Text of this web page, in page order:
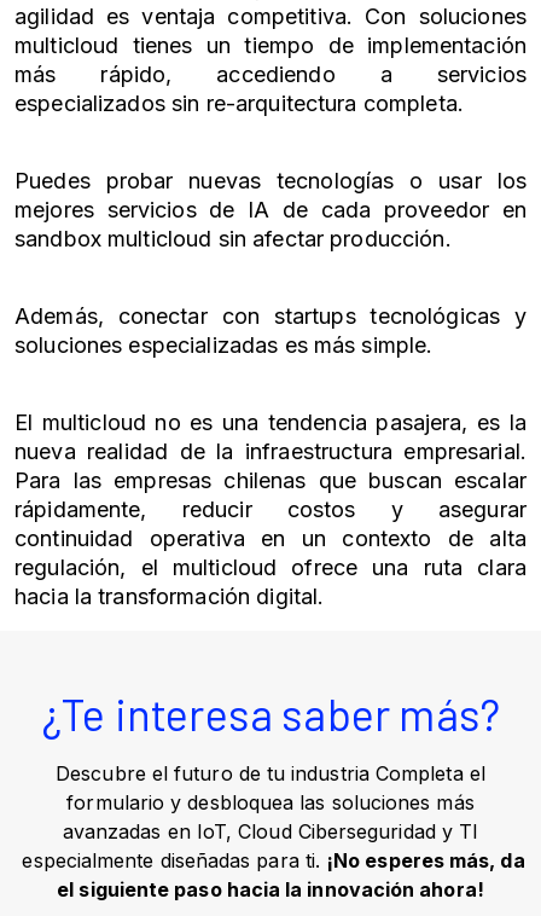
agilidad es ventaja competitiva. Con soluciones
multicloud tienes un tiempo de implementación
más rápido, accediendo a servicios
especializados sin re-arquitectura completa.
Puedes probar nuevas tecnologías o usar los
mejores servicios de IA de cada proveedor en
sandbox multicloud sin afectar producción.
Además, conectar con startups tecnológicas y
soluciones especializadas es más simple.
El multicloud no es una tendencia pasajera, es la
nueva realidad de la infraestructura empresarial.
Para las empresas chilenas que buscan escalar
rápidamente, reducir costos y asegurar
continuidad operativa en un contexto de alta
regulación, el multicloud ofrece una ruta clara
hacia la transformación digital.
¿Te interesa saber más?
Descubre el futuro de tu industria Completa el
formulario y desbloquea las soluciones más
avanzadas en IoT, Cloud Ciberseguridad y TI
especialmente diseñadas para ti. ¡No esperes más, da
el siguiente paso hacia la innovación ahora!